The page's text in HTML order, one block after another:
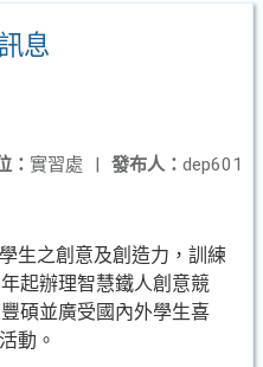
息
發布人： dep601
： 實習處 |
生之創意及創造力，訓練
起辦理智慧鐵人創意競
碩並廣受國內外學生喜
動。